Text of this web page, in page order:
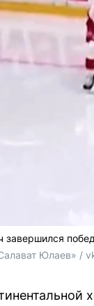
завершился
Юлаев» /